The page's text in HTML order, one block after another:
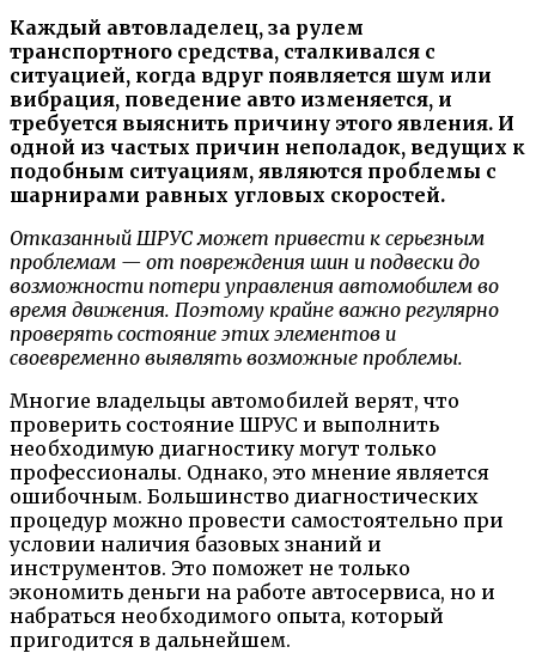
Каждый автовладелец, за рулем
транспортного средства, сталкивался с
ситуацией, когда вдруг появляется шум или
вибрация, поведение авто изменяется, и
требуется выяснить причину этого явления. И
одной из частых причин неполадок, ведущих к
подобным ситуациям, являются проблемы с
шарнирами равных угловых скоростей.
Отказанный ШРУС может привести к серьезным
проблемам — от повреждения шин и подвески до
возможности потери управления автомобилем во
время движения. Поэтому крайне важно регулярно
проверять состояние этих элементов и
своевременно выявлять возможные проблемы.
Многие владельцы автомобилей верят, что
проверить состояние ШРУС и выполнить
необходимую диагностику могут только
профессионалы. Однако, это мнение является
ошибочным. Большинство диагностических
процедур можно провести самостоятельно при
условии наличия базовых знаний и
инструментов. Это поможет не только
экономить деньги на работе автосервиса, но и
набраться необходимого опыта, который
пригодится в дальнейшем.